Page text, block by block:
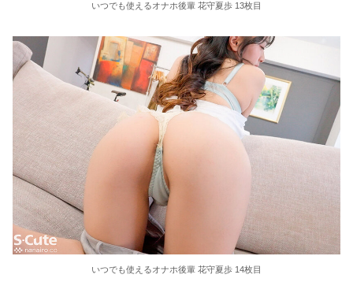
いつでも使えるオナホ後輩 花守夏歩 13枚目
いつでも使えるオナホ後輩 花守夏歩 14枚目